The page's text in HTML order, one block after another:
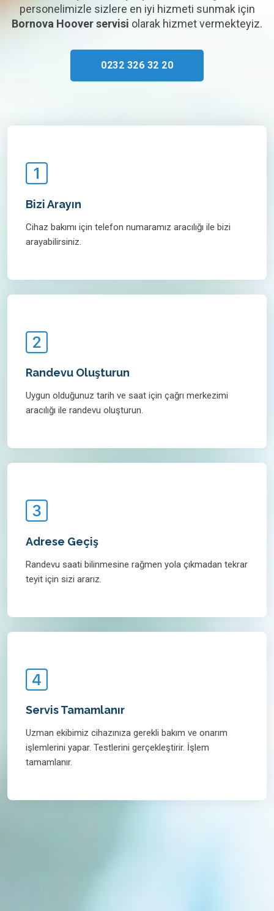
personelimizle sizlere en iyi hizmeti sunmak için
Bornova Hoover servisi olarak hizmet vermekteyiz.
0232 326 32 20
Bizi Arayın
Cihaz bakımı için telefon numaramız aracılığı ile bizi
arayabilirsiniz.
Randevu Oluşturun
Uygun olduğunuz tarih ve saat için çağrı merkezimi
aracılığı ile randevu oluşturun.
Adrese Geçiş
Randevu saati bilinmesine rağmen yola çıkmadan tekrar
teyit için sizi ararız.
Servis Tamamlanır
Uzman ekibimiz cihazınıza gerekli bakım ve onarım
işlemlerini yapar. Testlerini gerçekleştirir. İşlem
tamamlanır.